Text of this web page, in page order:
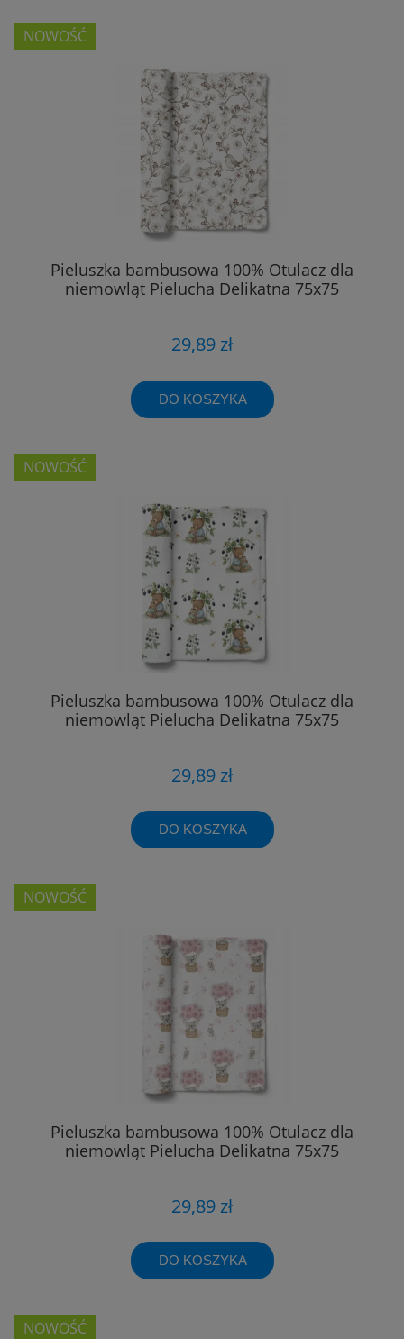
Pieluszka bambusowa 100% Otulacz dla
niemowląt Pielucha Delikatna 75x75
29,89 zł
DO KOSZYKA
NOWOŚĆ
Pieluszka bambusowa 100% Otulacz dla
niemowląt Pielucha Delikatna 75x75
29,89 zł
DO KOSZYKA
NOWOŚĆ
Pieluszka bambusowa 100% Otulacz dla
niemowląt Pielucha Delikatna 75x75
29,89 zł
DO KOSZYKA
NOWOŚĆ
NOWOŚĆ